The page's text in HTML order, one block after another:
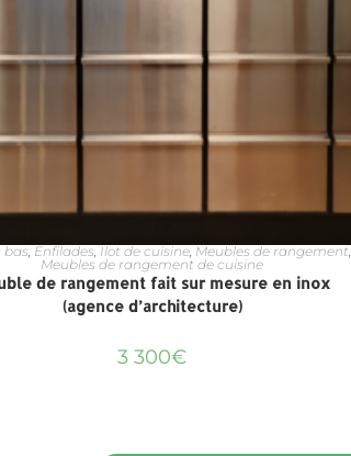
bas, Enfilades, Ilot de cuisine, Meubles de rangement,
Meubles de rangement de cuisine
de rangement fait sur mesure en inox
(agence d’architecture)
3 300€